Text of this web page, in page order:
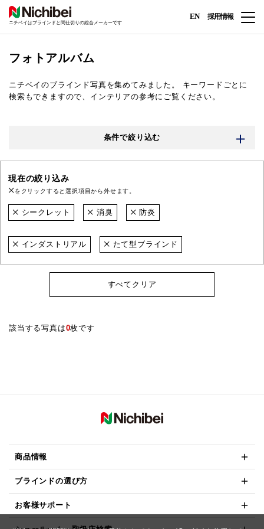
ニチベイはブラインドと間仕切りの総合メーカーです
EN 採用情報
フォトアルバム
ニチベイのブラインド写真を集めてみました。
キーワードごとに
検索もできますので、インテリアの参考にご覧ください。
条件で絞り込む
現在の絞り込み
をクリックすると選択項目から外せます。
シークレット 消臭 防炎
インダストリアル たて型ブラインド
すべてクリア
該当する写真は0枚です
商品情報
ブラインドの選び方
お客様サポート